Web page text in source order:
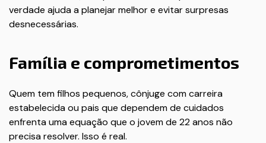
verdade ajuda a planejar melhor e evitar surpresas
desnecessárias.
Família e comprometimentos
Quem tem filhos pequenos, cônjuge com carreira
estabelecida ou pais que dependem de cuidados
enfrenta uma equação que o jovem de 22 anos não
precisa resolver. Isso é real.